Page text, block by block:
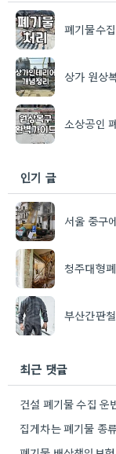
폐기물수
상가 원상
소상공인
인기 글
서울 중구
청주대형
부산간판
최근 댓글